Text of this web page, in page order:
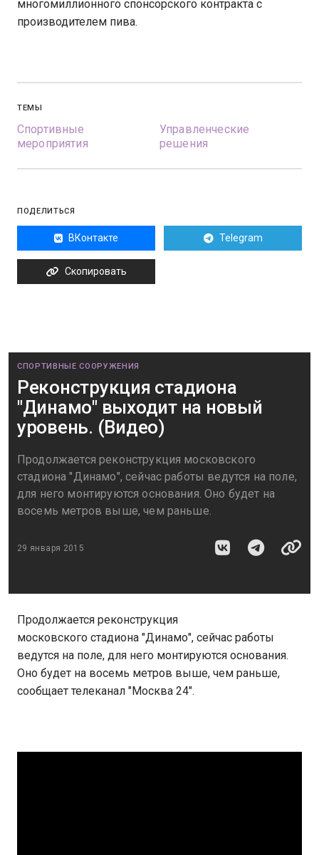
многомиллионного спонсорского контракта с
производителем пива.
ТЕМЫ
Спортивные
мероприятия
Управленческие
решения
ПОДЕЛИТЬСЯ
ВКонтакте Telegram
Скопировать
СПОРТИВНЫЕ СООРУЖЕНИЯ
Реконструкция стадиона
"Динамо" выходит на новый
уровень. (Видео)
Продолжается реконструкция московского
стадиона "Динамо", сейчас работы ведутся на поле,
для него монтируются основания. Оно будет на
восемь метров выше, чем раньше.
29 января 2015
Продолжается реконструкция
московского стадиона "Динамо", сейчас работы
ведутся на поле, для него монтируются основания.
Оно будет на восемь метров выше, чем раньше,
сообщает телеканал "Москва 24".